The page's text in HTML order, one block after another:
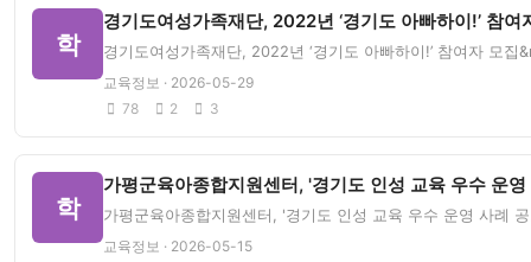
학
경기도여성가족재단, 2022년 ‘경기도 아빠하이!’ 참
경기도여성가족재단, 2022년 ‘경기도 아빠하이!’ 참여자 모
교육정보 · 2026-05-29
78
2 3
학
가평군육아종합지원센터, '경기도 인성 교육 우수 운
가평군육아종합지원센터, '경기도 인성 교육 우수 운영 사례
교육정보 · 2026-05-15